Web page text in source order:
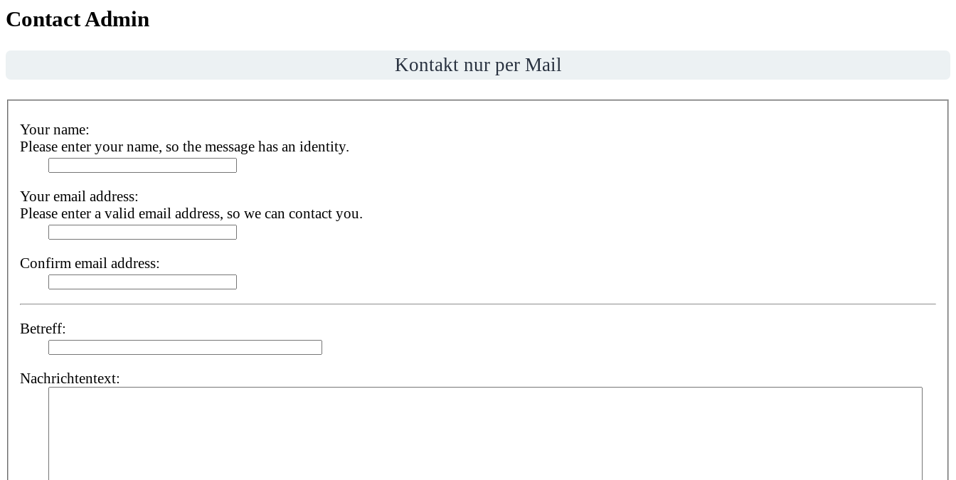
Contact Admin
Kontakt nur per Mail
Your name:
Please enter your name, so the message has an identity.
Your email address:
Please enter a valid email address, so we can contact you.
Confirm email address:
Betreff:
Nachrichtentext: